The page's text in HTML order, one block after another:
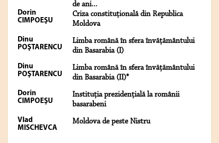
de ani...
Dorin
CIMPOEŞU
Criza constituţională din Republica
Moldova
Dinu
POŞTARENCU
Limba română în sfera învăţământului
din Basarabia (I)
Dinu
POŞTARENCU
Limba română în sfera învăţământului
din Basarabia (II)*
Dorin
CIMPOEŞU
Instituţia prezidenţială la românii
basarabeni
Vlad
MISCHEVCA
Moldova de peste Nistru